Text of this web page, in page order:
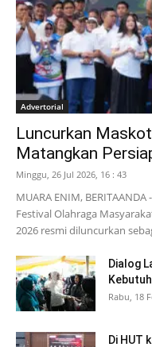
Advertorial
Luncurkan Maskot
Matangkan
Minggu, 26 Jul 2026, 16 : 43
MUARA ENIM,
Festival Olahraga
2026 resmi diluncurkan
Dialog
Rabu, 18
Di HUT